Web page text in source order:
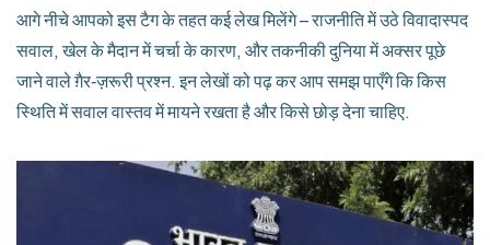
आगे नीचे आपको इस टैग के तहत कई लेख मिलेंगे – राजनीति में उठे विवादास्पद
सवाल, खेल के मैदान में चर्चा के कारण, और तकनीकी दुनिया में अक्सर पूछे
जाने वाले ग़ैर‑ज़रूरी प्रश्न. इन लेखों को पढ़ कर आप समझ पाएँगे कि किस
स्थिति में सवाल वास्तव में मायने रखता है और किसे छोड़ देना चाहिए.